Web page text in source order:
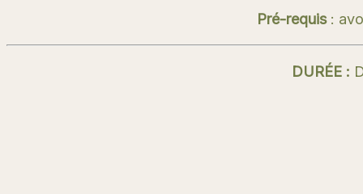
Pré-requis:
DURÉE :